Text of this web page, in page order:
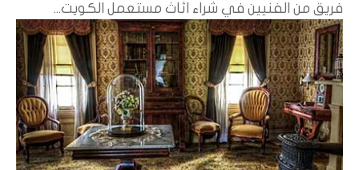
فريق من الفنيين في شراء اثاث مستعمل الكويت...